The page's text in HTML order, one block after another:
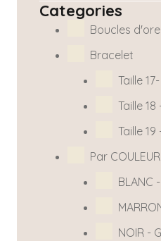
Categories
Boucles
Bracelet
Taille
Taille 18
Taille 19
Par COULEUR
BLANC
NOIR -